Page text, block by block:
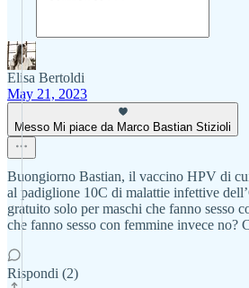
Elisa Bertoldi
May 21, 2023
Messo Mi piace da Marco Bastian Stizioli
Buongiorno Bastian, il vaccino HPV di
al padiglione 10C di malattie infettive
gratuito solo per maschi che fanno sesso
che fanno sesso con femmine invece no?
Rispondi (2)